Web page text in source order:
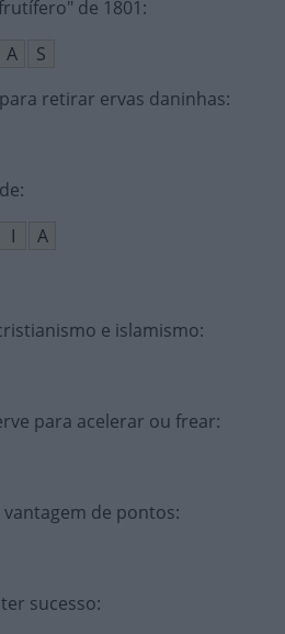
de 1801:
A
S
retirar ervas daninhas:
:
I A
e islamismo:
para acelerar ou frear:
de pontos:
ter sucesso: